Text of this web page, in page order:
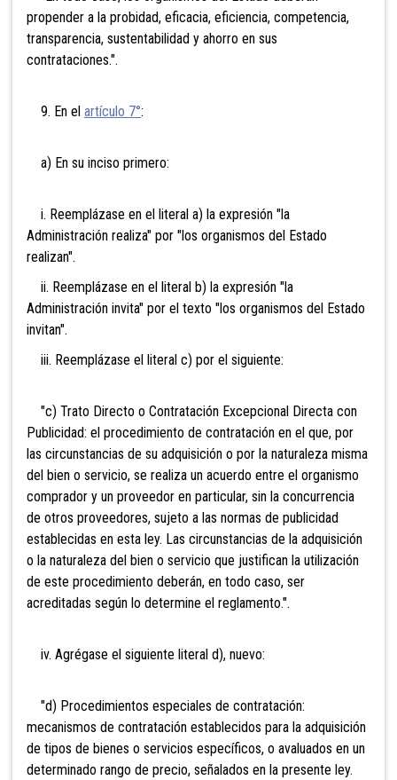
propender a la probidad, eficacia, eficiencia, competencia,
transparencia, sustentabilidad y ahorro en sus
contrataciones.".
9. En el artículo 7°:
a) En su inciso primero:
i. Reemplázase en el literal a) la expresión "la
Administración realiza" por "los organismos del Estado
realizan".
ii. Reemplázase en el literal b) la expresión "la
Administración invita" por el texto "los organismos del Estado
invitan".
iii. Reemplázase el literal c) por el siguiente:
"c) Trato Directo o Contratación Excepcional Directa con
Publicidad: el procedimiento de contratación en el que, por
las circunstancias de su adquisición o por la naturaleza misma
del bien o servicio, se realiza un acuerdo entre el organismo
comprador y un proveedor en particular, sin la concurrencia
de otros proveedores, sujeto a las normas de publicidad
establecidas en esta ley. Las circunstancias de la adquisición
o la naturaleza del bien o servicio que justifican la utilización
de este procedimiento deberán, en todo caso, ser
acreditadas según lo determine el reglamento.".
iv. Agrégase el siguiente literal d), nuevo:
"d) Procedimientos especiales de contratación:
mecanismos de contratación establecidos para la adquisición
de tipos de bienes o servicios específicos, o avaluados en un
determinado rango de precio, señalados en la presente ley.